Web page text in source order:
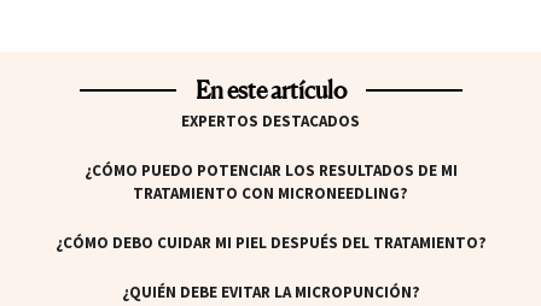
En este artículo
EXPERTOS DESTACADOS
¿CÓMO PUEDO POTENCIAR LOS RESULTADOS DE MI
TRATAMIENTO CON MICRONEEDLING?
¿CÓMO DEBO CUIDAR MI PIEL DESPUÉS DEL TRATAMIENTO?
¿QUIÉN DEBE EVITAR LA MICROPUNCIÓN?